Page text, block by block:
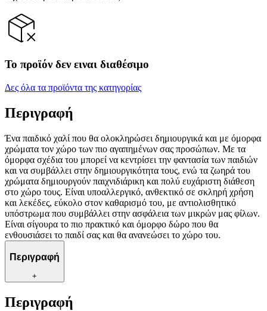
Το προϊόν δεν ειναι διαθέσιμο
Δες όλα τα προϊόντα της κατηγορίας
Περιγραφή
Ένα παιδικό χαλί που θα ολοκληρώσει δημιουργικά και με όμορφα
χρώματα τον χώρο των πιο αγαπημένων σας προσώπων. Με τα
όμορφα σχέδια του μπορεί να κεντρίσει την φαντασία των παιδιών
και να συμβάλλει στην δημιουργικότητα τους, ενώ τα ζωηρά του
χρώματα δημιουργούν παιχνιδιάρικη και πολύ ευχάριστη διάθεση
στο χώρο τους. Είναι υποαλλεργικό, ανθεκτικό σε σκληρή χρήση
και λεκέδες, εύκολο στον καθαρισμό του, με αντιολισθητικό
υπόστρωμα που συμβάλλει στην ασφάλεια των μικρών μας φίλων.
Είναι σίγουρα το πιο πρακτικό και όμορφο δώρο που θα
ενθουσιάσει το παιδί σας και θα ανανεώσει το χώρο του.
Περιγραφή
+
Περιγραφή